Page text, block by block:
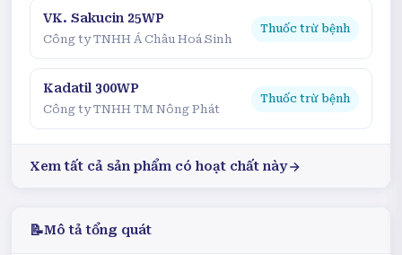
VK. Sakucin 25WP
Công ty TNHH Á Châu Hoá Sinh
Thuốc trừ bệnh
Kadatil 300WP
Công ty TNHH TM Nông Phát
Thuốc trừ bệnh
Xem tất cả sản phẩm có hoạt chất này
📝Mô tả tổng quát